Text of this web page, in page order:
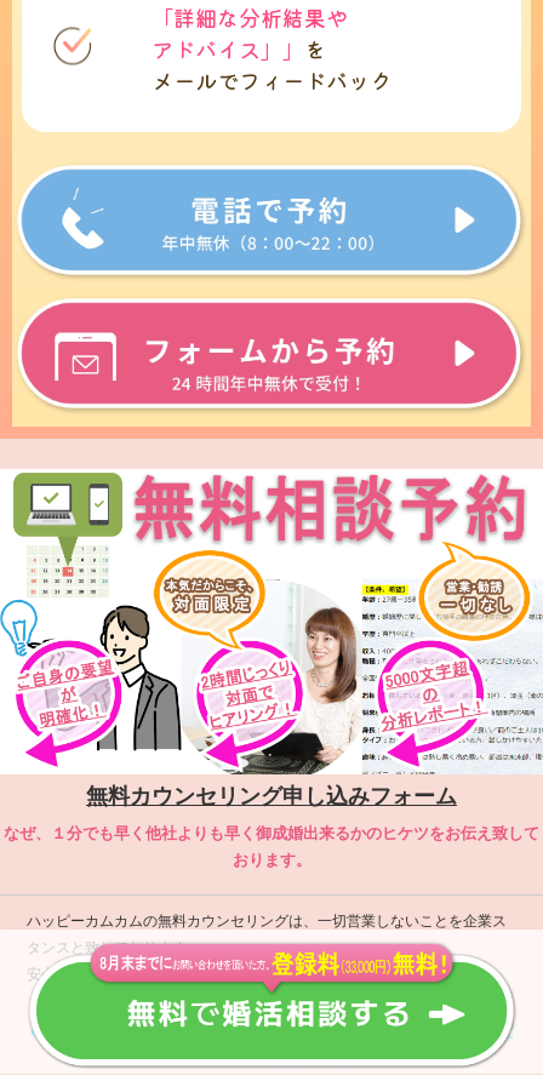
「詳細な分析結果や
アドバイス」」 を
メールでフィードバック
無料カウンセリング申し込みフォーム
なぜ、１分でも早く他社よりも早く御成婚出来るかのヒケツをお伝え致して
おります。
ハッピーカムカムの無料カウンセリングは、一切営業しないことを企業ス
タンスと致しております。
安心してご相談ください。
8月末までにお問い合わせを頂いた方、登
録費用33,000円、無料特典実施中！